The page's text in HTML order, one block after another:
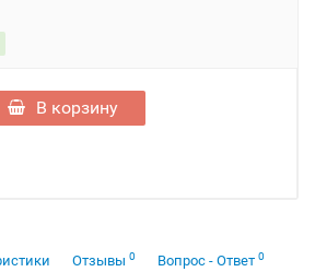
В корзину
Отзывы 0 Вопрос - Ответ 0